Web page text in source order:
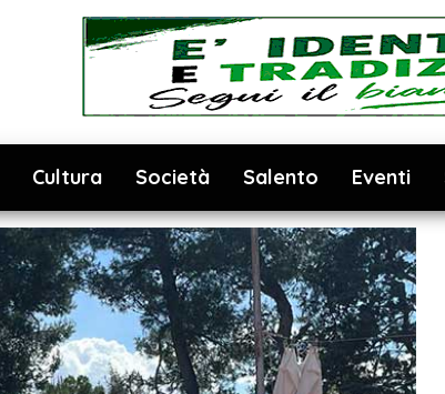
Cultura Società Salento Eventi